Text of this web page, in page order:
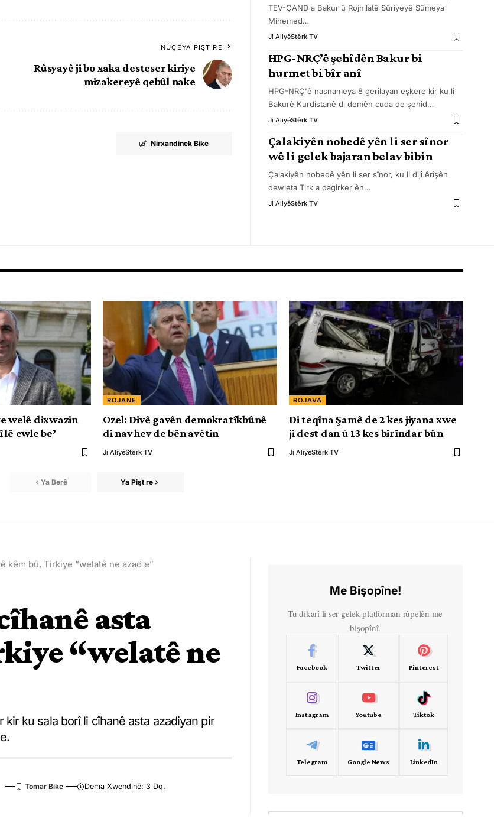
NÛÇEYA PIŞT RE
Rûsyayê ji bo xaka desteser kiriye
mizakereyê qebûl nake
Nirxandinek Bike
TEV-ÇAND a Bakur û Rojhilatê Sûriyeyê Sûmeya
Mihemed…
Ji AliyêStêrk TV
HPG-NRÇ’ê şehîdên Bakur bi
hurmet bi bîr anî
HPG-NRÇ'ê nasnameya 8 gerîlayan eşkere kir ku li
Bakurê Kurdistanê di demên cuda de şehîd…
Ji AliyêStêrk TV
Çalakiyên nobedê yên li ser sînor
wê li gelek bajaran belav bibin
Çalakiyên nobedê yên li ser sînor, ku li dijî êrîşên
dewleta Tirk a dagirker ên…
Ji AliyêStêrk TV
welê dixwazin
ewle be’
ROJANE
Ozel: Divê gavên demokratîkbûnê
di nav hev de bên avêtin
Ji AliyêStêrk TV
ROJAVA
Di teqîna Şamê de 2 kes jiyana xwe
ji dest dan û 13 kes birîndar bûn
Ji AliyêStêrk TV
Ya Berê Ya Pişt re
kêm bû, Tirkiye “welatê ne azad e”
asta
“welatê ne
ku sala borî li cîhanê asta azadiyan pir
Dema Xwendinê: 3 Dq.
Me Bişopîne!
Tu dikarî li ser gelek platforman rûpelên me
bişopînî.
Facebook Twitter Pinterest
Instagram Youtube Tiktok
Telegram Google News LinkedIn